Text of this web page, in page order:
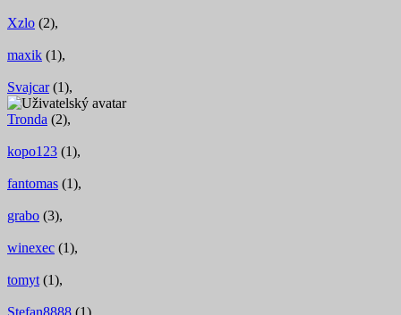
Xzlo (2),
maxik (1),
Svajcar(1),
Tronda (2),
kopo123 (1),
fantomas (1),
grabo (3),
winexec (1),
tomyt (1),
Stefan8888 (1),